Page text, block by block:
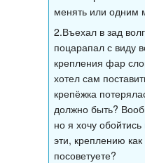
менять или одним
2.Въехал в зад
поцарапал с виду
крепления фар
хотел сам
крепёжка
должно быть?
но я хочу
эти, креплению
посоветуете?